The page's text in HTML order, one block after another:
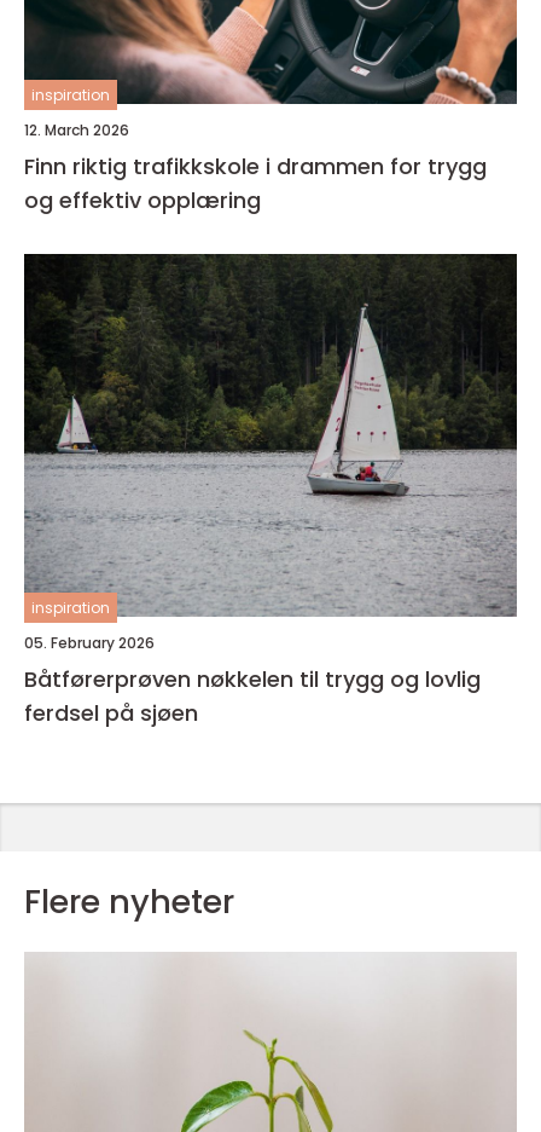
inspiration
12. March 2026
Finn riktig trafikkskole i drammen for trygg
og effektiv opplæring
inspiration
05. February 2026
Båtførerprøven nøkkelen til trygg og lovlig
ferdsel på sjøen
Flere nyheter